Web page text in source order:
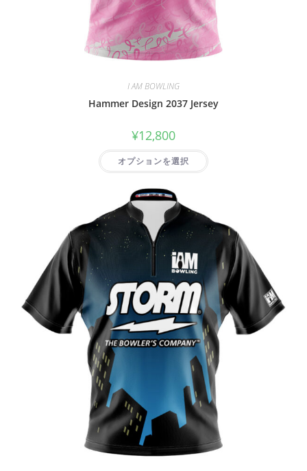
I AM BOWLING
Hammer Design 2037 Jersey
¥12,800
オプションを選択